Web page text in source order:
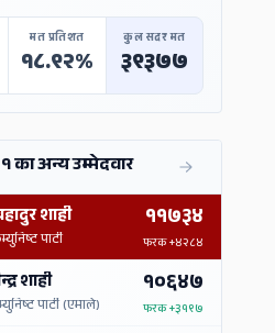
मत प्रतिशत
१८.९२%
कुल सदर मत
३९३७७
का अन्य उम्मेदवार
शाही
पार्टी
११७३४
फरक+४२८४
शाही
पार्टी (एमाले)
१०६४७
फरक+३१९७